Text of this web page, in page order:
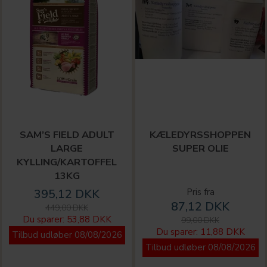
SAM’S FIELD ADULT
LARGE
KYLLING/KARTOFFEL
13KG
395,12 DKK
449,00 DKK
Du sparer: 53,88 DKK
Tilbud udløber 08/08/2026
KÆLEDYRSSHOPPEN
SUPER OLIE
Pris fra
87,12 DKK
99,00 DKK
Du sparer: 11,88 DKK
Tilbud udløber 08/08/2026